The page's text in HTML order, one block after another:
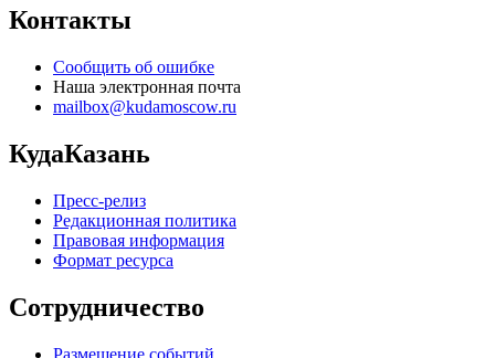
Контакты
Сообщить об ошибке
Наша электронная почта
mailbox@kudamoscow.ru
КудаКазань
Пресс-релиз
Редакционная политика
Правовая информация
Формат ресурса
Сотрудничество
Размещение событий